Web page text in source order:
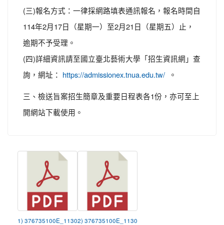
(三)報名方式：一律採網路填表通訊報名，報名時間自
114年2月17日（星期一）至2月21日（星期五）止，
逾期不予受理。
(四)詳細資訊請至國立臺北藝術大學「招生資訊網」查
詢，網址：
https://admissionex.tnua.edu.tw/ 。
三、檢送旨案招生簡章及重要日程表各1份，亦可至上
開網站下載使用。
1) 376735100E_11302) 376735100E_1130